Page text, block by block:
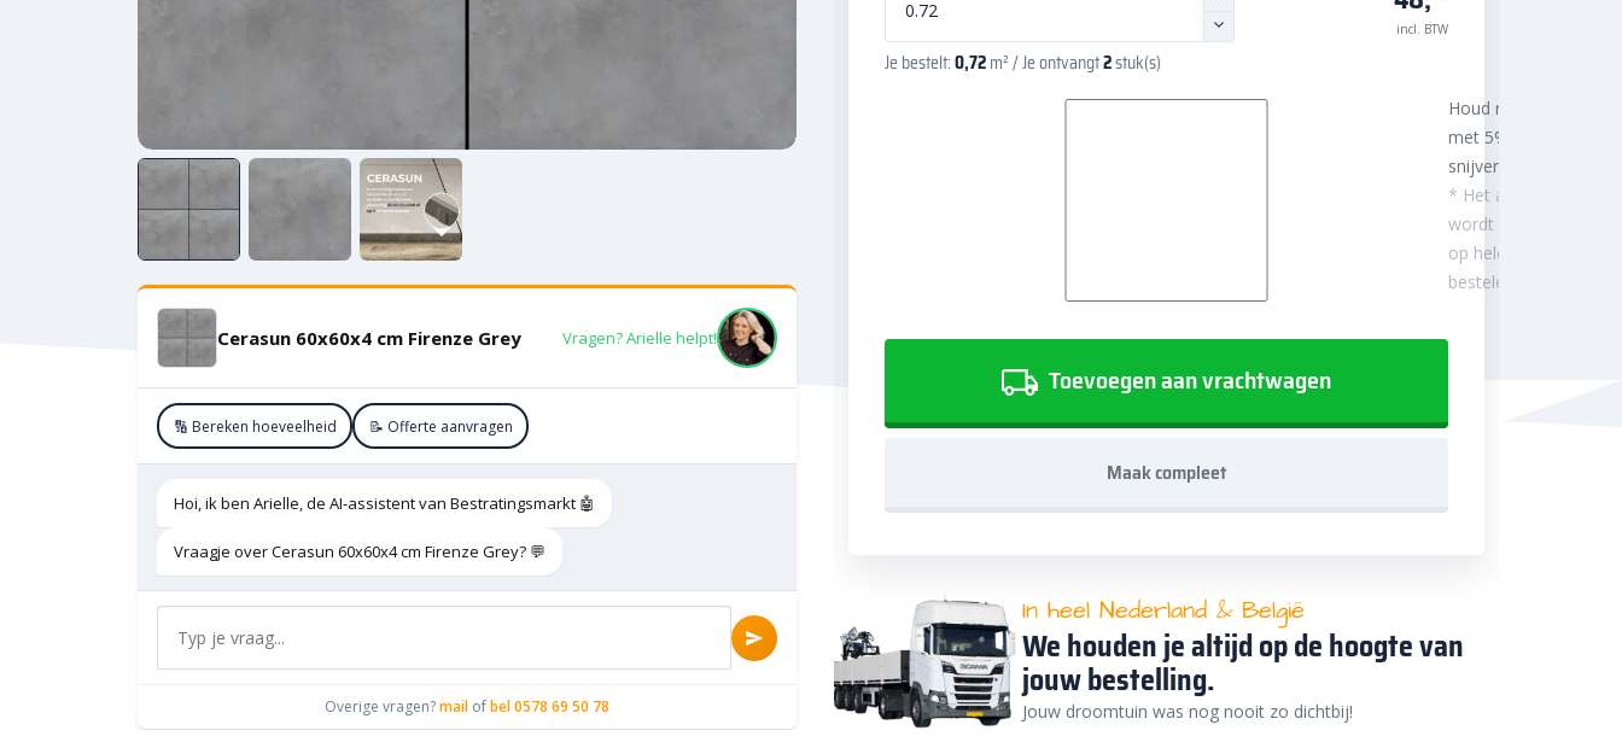
Cerasun 60x60x4 cm Firenze Grey Vragen? Arielle helpt!
🔢 Bereken hoeveelheid 📝 Offerte aanvragen
Hoi, ik ben Arielle, de AI-assistent van Bestratingsmarkt 🤖
Vraagje over Cerasun 60x60x4 cm Firenze Grey? 💬
Overige vragen?mail ofbel 0578 69 50 78
Je bestelt:0,72m²/ Je ontvangt2stuk(s)
incl. BTW
Houd rekening
met 5%
snijverlies
* Het aantal m²
wordt afgerond
op hele
besteleenheden.
Toevoegen aan vrachtwagen
Maak compleet
In heel Nederland & België
We houden je altijd op de hoogte van
jouw bestelling.
Jouw droomtuin was nog nooit zo dichtbij!